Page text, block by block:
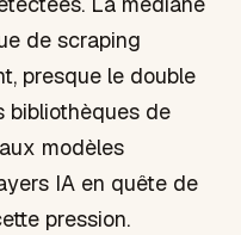
de scraping
presque le double
bibliothèques de
modèles
IA en quête de
pression.